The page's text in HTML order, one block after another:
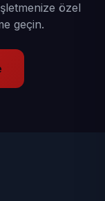
özel
geçin.